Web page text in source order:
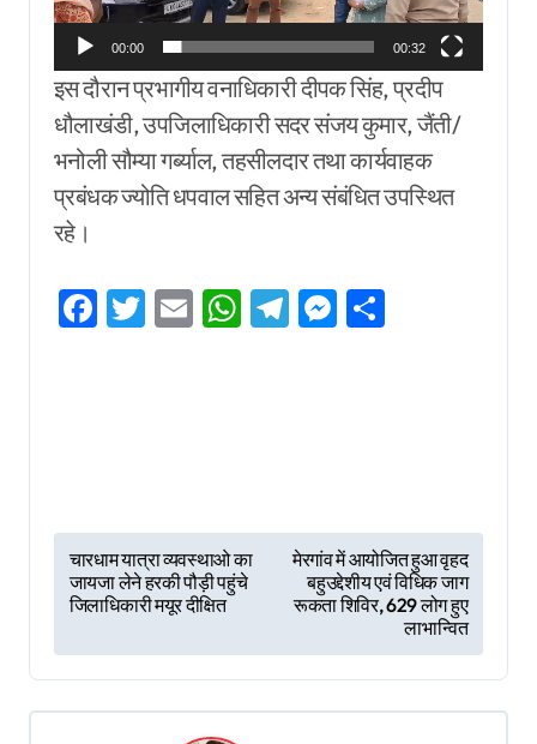
00:00 00:32
इस दौरान प्रभागीय वनाधिकारी दीपक सिंह, प्रदीप
धौलाखंडी, उपजिलाधिकारी सदर संजय कुमार, जैंती/
भनोली सौम्या गर्ब्याल, तहसीलदार तथा कार्यवाहक
प्रबंधक ज्योति धपवाल सहित अन्य संबंधित उपस्थित
रहे।
Facebook
Twitter
EmailWhatsApp
Telegram
Messenger
P
o
t
n
चारधाम यात्रा व्यवस्थाओ का
जायजा लेने हरकी पौड़ी पहुंचे
जिलाधिकारी मयूर दीक्षित
मेरगांव में आयोजित हुआ वृहद
बहुउद्देशीय एवं विधिक जाग
रूकता शिविर, 629 लोग हुए
लाभान्वित